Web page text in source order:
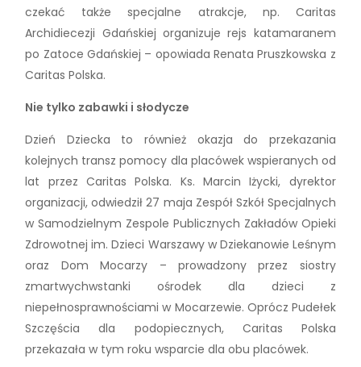
czekać także specjalne atrakcje, np. Caritas
Archidiecezji Gdańskiej organizuje rejs katamaranem
po Zatoce Gdańskiej – opowiada Renata Pruszkowska z
Caritas Polska.
Nie tylko zabawki i słodycze
Dzień Dziecka to również okazja do przekazania
kolejnych transz pomocy dla placówek wspieranych od
lat przez Caritas Polska. Ks. Marcin Iżycki, dyrektor
organizacji, odwiedził 27 maja Zespół Szkół Specjalnych
w Samodzielnym Zespole Publicznych Zakładów Opieki
Zdrowotnej im. Dzieci Warszawy w Dziekanowie Leśnym
oraz Dom Mocarzy – prowadzony przez siostry
zmartwychwstanki ośrodek dla dzieci z
niepełnosprawnościami w Mocarzewie. Oprócz Pudełek
Szczęścia dla podopiecznych, Caritas Polska
przekazała w tym roku wsparcie dla obu placówek.